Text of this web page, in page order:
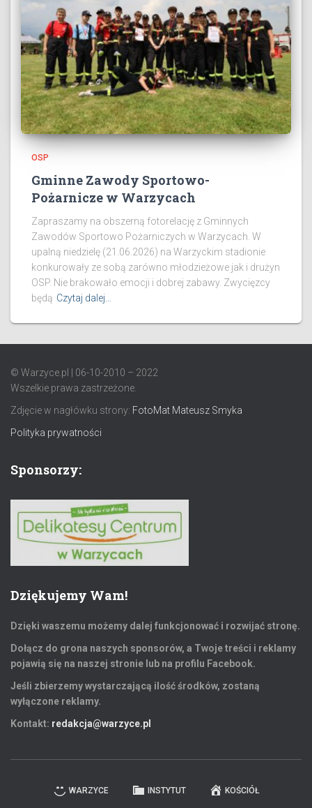
OSP
Gminne Zawody Sportowo-
Pożarnicze w Warzycach
Zapraszamy na obszerną fotorelację z Gminnych
Zawodów Sportowo Pożarniczych w Warzycach. W
upalną niedzielę (21.06.2026) na Warzyckim stadionie
konkurowały ze sobą zarówno młodzieżowe jak i drużyn
OSP. Nie brakowało emocji i dobrej zabawy. Zwycięzcy
będą Czytaj dalej…
© Warzyce.pl | 06-10-2010 – 2022
Wszelkie prawa zastrzeżone.
Zdjęcie w nagłówku strony: FotoMat Mateusz Smyka
Polityka prywatności
Sponsorzy:
Dziękujemy Wam!
Dzięki waszemu możemy dalej funkcjonować i rozwijać stronę.
Dołącz do grona naszych sponsorów, a Twoje treści i reklamy
pojawią się na naszej stronie lub na profilu Facebook.
Jeśli zbierzemy wystarczającą ilość środków, zostaną
wyłączone reklamy.
Kontakt: redakcja@warzyce.pl
WARZYCE INSTYTUT KOŚCIÓŁ